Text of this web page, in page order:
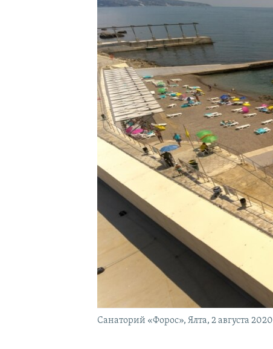
УКРАИНСКАЯ ПРОБЛЕМА КРЫМА
Санаторий «Форос», Ялта, 2 августа 2020